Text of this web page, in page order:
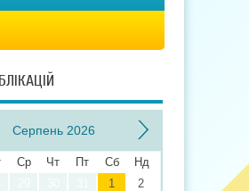
Серпень 2026
Ср Чт Пт Сб
Нд
1
2